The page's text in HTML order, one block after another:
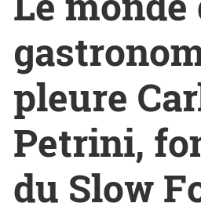
pleure
Petrini,
du Slow